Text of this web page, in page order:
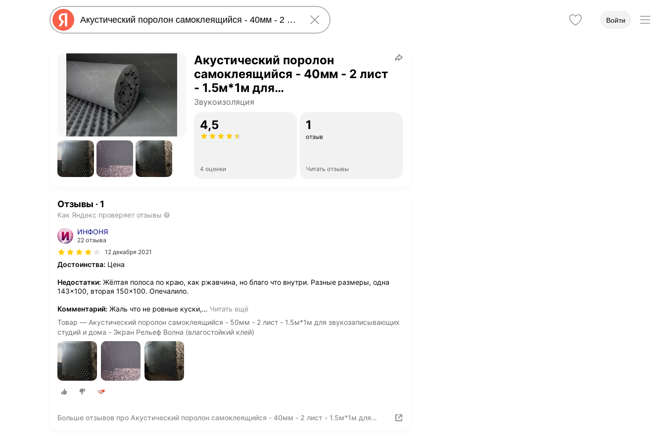
Войти
Акустический поролон
самоклеящийся - 40мм - 2 лист
- 1.5м*1м для
звукозаписывающих студий и
(влагостойкий клей)
Звукоизоляция
4,5
4 оценки
1
отзыв
Читать отзывы
Отзывы · 1
Как Яндекс проверяет отзывы
ИНФОНЯ
22 отзыва
12 декабря 2021
Достоинства: Цена
Недостатки: Жёлтая полоса по краю, как ржавчина, но благо что внутри. Разные размеры, одна
143×100, вторая 150×100. Опечалило.
Комментарий: Жаль что не ровные куски,… Читать ещё
Товар — Акустический поролон самоклеящийся - 50мм - 2 лист - 1.5м*1м для звукозаписывающих
студий и дома - Экран Рельеф Волна (влагостойкий клей)
Больше отзывов про Акустический поролон самоклеящийся - 40мм - 2 лист - 1.5м*1м для